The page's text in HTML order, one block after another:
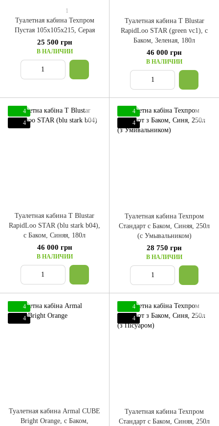
1
Туалетная кабина Техпром
Пустая 105x105x215, Серая
25 500 грн
В НАЛИЧИИ
Туалетная кабина T Blustar
RapidLoo STAR (green vc1), с
Баком, Зеленая, 180л
46 000 грн
В НАЛИЧИИ
4
4
Туалетная кабина T Blustar
RapidLoo STAR (blu stark b04),
с Баком, Синяя, 180л
46 000 грн
В НАЛИЧИИ
4
4
Туалетная кабина Техпром
Стандарт с Баком, Синяя, 250л
(с Умывальником)
28 750 грн
В НАЛИЧИИ
4
4
Туалетная кабина Armal CUBE
Bright Orange, с Баком,
4
4
Туалетная кабина Техпром
Стандарт с Баком, Синяя, 250л